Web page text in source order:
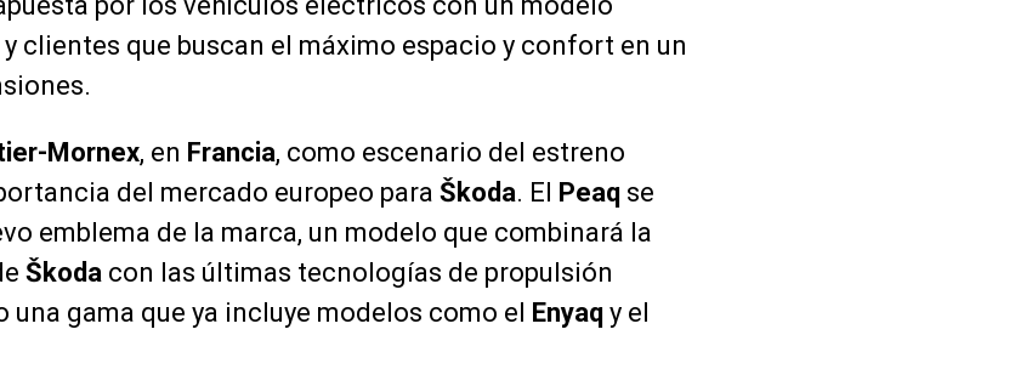
clientes que buscan el máximo espacio y confort en un
Mornex, en Francia, como escenario del estreno
del mercado europeo para Škoda. El Peaq se
emblema de la marca, un modelo que combinará la
Škoda con las últimas tecnologías de propulsión
gama que ya incluye modelos como el Enyaq y el